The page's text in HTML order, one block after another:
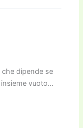
che dipende se
insieme vuoto…